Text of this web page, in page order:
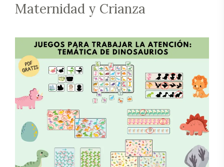
Maternidad y Crianza